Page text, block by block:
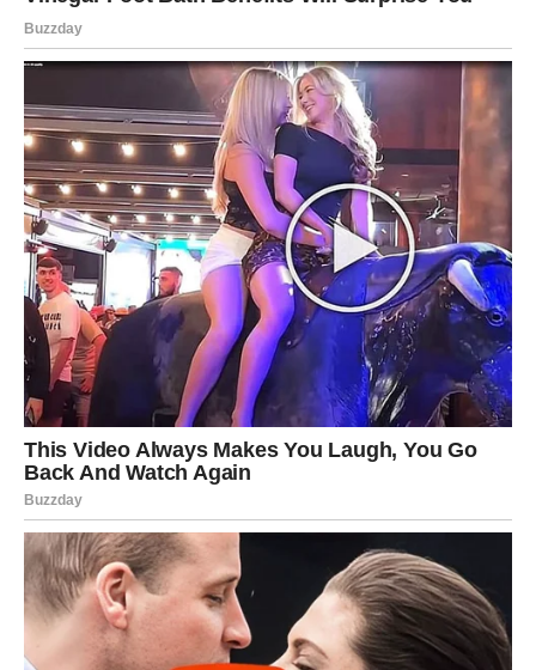
punom snagom
Mentalna aktivnost biće pojačana, pa obratite pažnju na
odmor. Previše razmišljanja može vas iscrpeti, zato
pronađite trenutke tišine. Kratka šetnja, razgovor sa
osobom od poverenja ili pisanje misli može vam pomoći
da donesete pravu odluku.